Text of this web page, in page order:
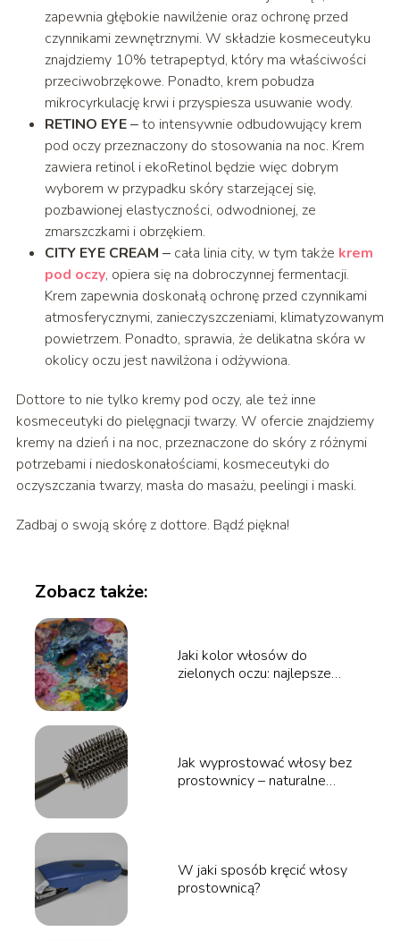
zapewnia głębokie nawilżenie oraz ochronę przed
czynnikami zewnętrznymi. W składzie kosmeceutyku
znajdziemy 10% tetrapeptyd, który ma właściwości
przeciwobrzękowe. Ponadto, krem pobudza
mikrocyrkulację krwi i przyspiesza usuwanie wody.
RETINO EYE‒ to intensywnie odbudowujący krem
pod oczy przeznaczony do stosowania na noc. Krem
zawiera retinol i ekoRetinol będzie więc dobrym
wyborem w przypadku skóry starzejącej się,
pozbawionej elastyczności, odwodnionej, ze
zmarszczkami i obrzękiem.
CITY EYE CREAM ‒ cała linia city, w tym także krem
pod oczy, opiera się na dobroczynnej fermentacji.
Krem zapewnia doskonałą ochronę przed czynnikami
atmosferycznymi, zanieczyszczeniami, klimatyzowanym
powietrzem. Ponadto, sprawia, że delikatna skóra w
okolicy oczu jest nawilżona i odżywiona.
Dottore to nie tylko kremy pod oczy, ale też inne
kosmeceutyki do pielęgnacji twarzy. W ofercie znajdziemy
kremy na dzień i na noc, przeznaczone do skóry z różnymi
potrzebami i niedoskonałościami, kosmeceutyki do
oczyszczania twarzy, masła do masażu, peelingi i maski.
Zadbaj o swoją skórę z dottore. Bądź piękna!
Zobacz także:
Jaki kolor włosów do
zielonych oczu: najlepsze
Jak wyprostować włosy bez
prostownicy – naturalne
W jaki sposób kręcić włosy
prostownicą?